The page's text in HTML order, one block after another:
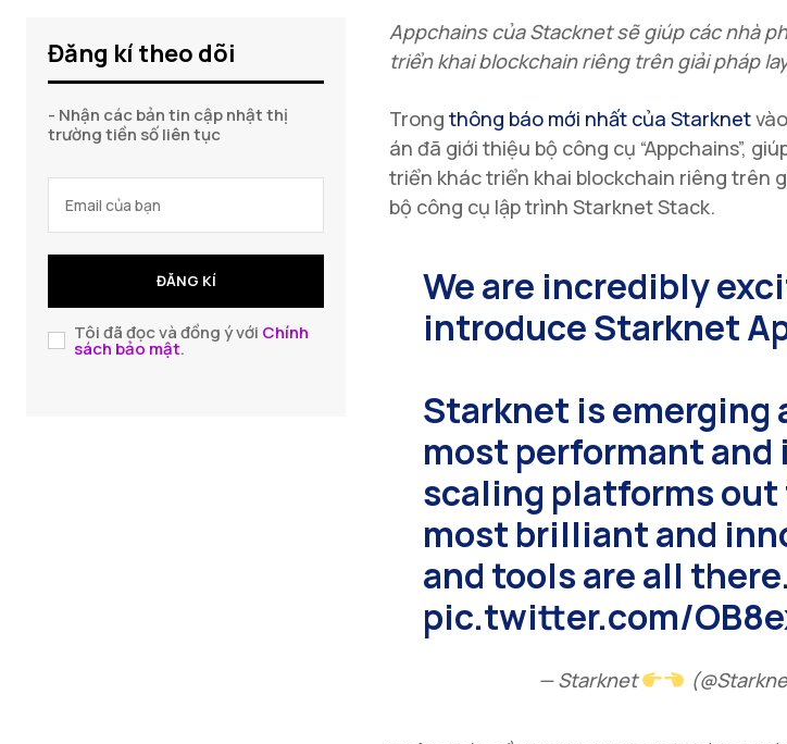
Đăng kí theo dõi
- Nhận các bản tin cập nhật thị
trường tiền số liên tục
ĐĂNG KÍ
Tôi đã đọc và đồng ý với Chính
sách bảo mật.
Appchains của Stacknet sẽ giúp các nhà
triển khai blockchain riêng trên giải pháp
Trong thông báo mới nhất của Starknet
án đã giới thiệu bộ công cụ “Appchains”,
triển khác triển khai blockchain riêng trên
bộ công cụ lập trình Starknet Stack.
We are incredibly
introduce Starknet
Starknet is emerging
most performant
scaling platforms out
most brilliant and
and tools are all there.
pic.twitter.com/
— Starknet